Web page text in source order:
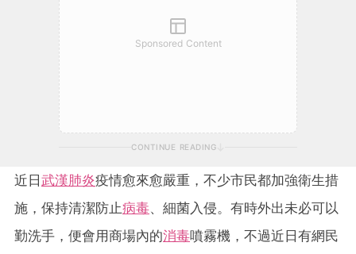
Sponsored Content
CONTINUE READING
近日武漢肺炎疫情愈來愈嚴重，不少市民都加強衛生措
施，保持清潔防止病毒、細菌入侵。有時外出未必可以
勤洗手，便會用商場內的消毒噴霧機，不過近日有網民